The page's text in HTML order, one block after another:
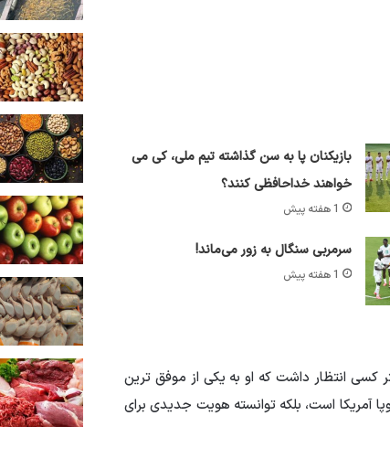
بازیکنان پا به سن گذاشته تیم ملی، کی می
خواهند خداحافظی کنند؟
1 هفته پیش
سرمربی سنگال به زور می‌ماند!
1 هفته پیش
را برعهده گرفت، کمتر کسی انتظار داشت که او به یکی از موفق ترین
آمریکا است، بلکه توانسته هویت جدیدی برای